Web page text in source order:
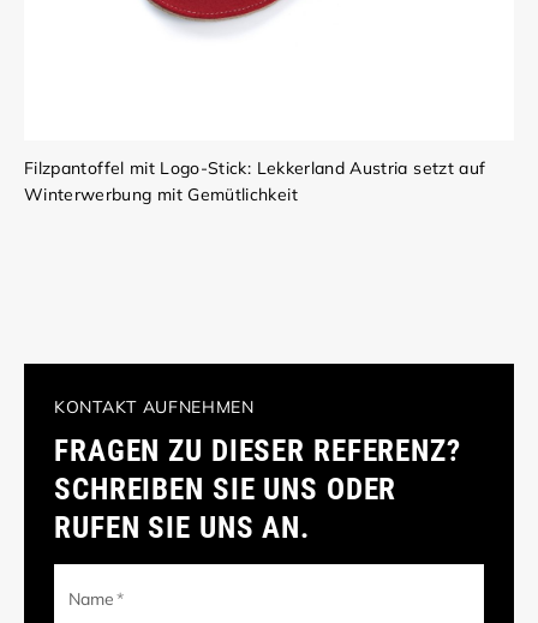
Filzpantoffel mit Logo-Stick: Lekkerland Austria setzt auf
Winterwerbung mit Gemütlichkeit
KONTAKT AUFNEHMEN
FRAGEN ZU DIESER REFERENZ?
SCHREIBEN SIE UNS ODER
RUFEN SIE UNS AN.
Name*